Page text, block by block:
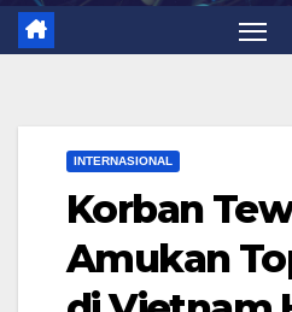
INTERNASIONAL
Korban
Amukan